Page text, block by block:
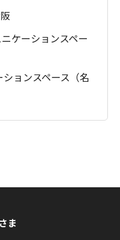
ケーションスペー
ョンスペース（名
ま